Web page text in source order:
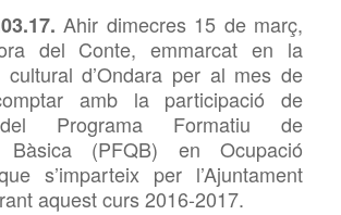
Ahir dimecres 15 de març,
del Conte, emmarcat en la
cultural d’Ondara per al mes de
amb la participació de
del Programa Formatiu de
Bàsica (PFQB) en Ocupació
s’imparteix per l’Ajuntament
aquest curs 2016-2017.